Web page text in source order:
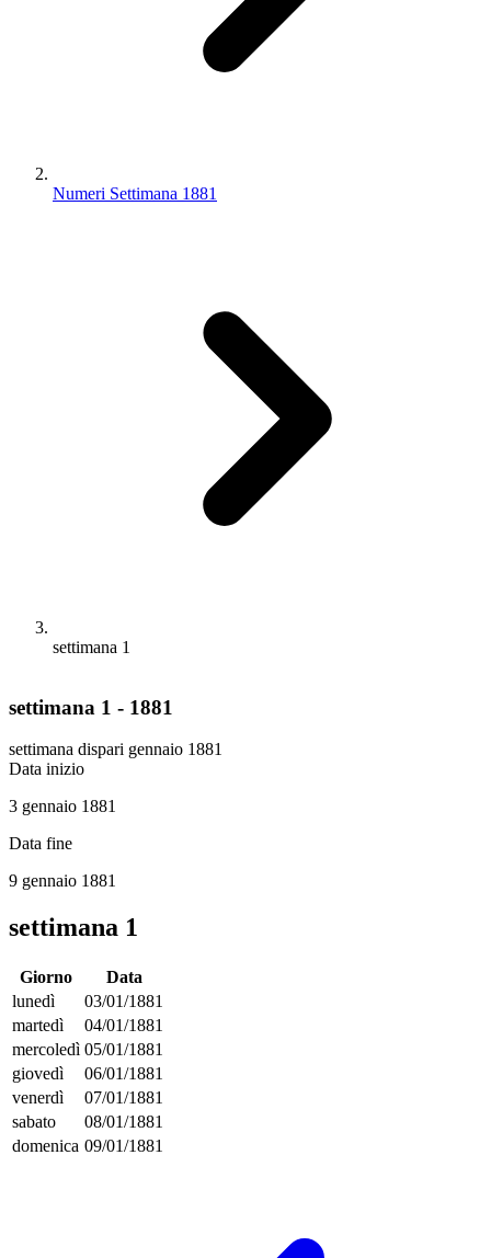
Numeri Settimana 1881
settimana 1
settimana 1 - 1881
settimana dispari gennaio 1881
Data inizio
3 gennaio 1881
Data fine
9 gennaio 1881
settimana 1
Giorno
Data
lunedì
03/01/1881
martedì
04/01/1881
mercoledì 05/01/1881
giovedì
06/01/1881
venerdì
07/01/1881
sabato
08/01/1881
domenica 09/01/1881